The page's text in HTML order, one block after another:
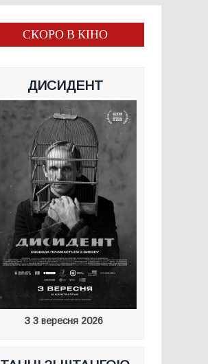
СКОРО В КІНО
ДИСИДЕНТ
З 3 вересня 2026